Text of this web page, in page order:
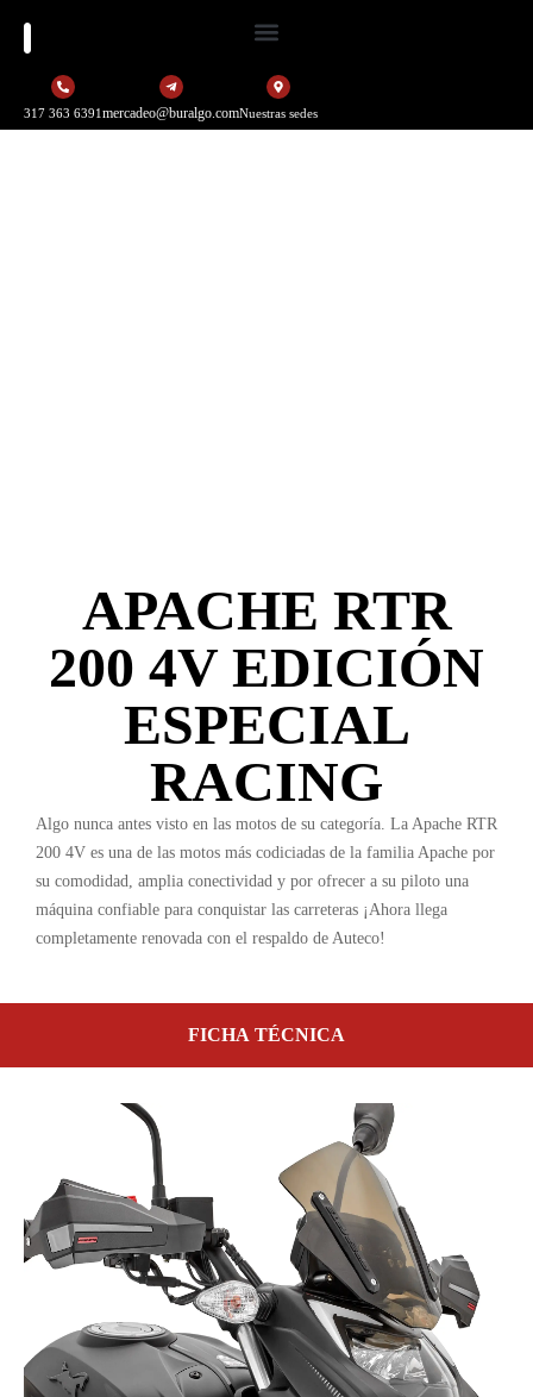
317 363 6391mercadeo@buralgo.comNuestras sedes
APACHE RTR
200 4V EDICIÓN
ESPECIAL
RACING
Algo nunca antes visto en las motos de su categoría. La Apache RTR
200 4V es una de las motos más codiciadas de la familia Apache por
su comodidad, amplia conectividad y por ofrecer a su piloto una
máquina confiable para conquistar las carreteras ¡Ahora llega
completamente renovada con el respaldo de Auteco!
FICHA TÉCNICA